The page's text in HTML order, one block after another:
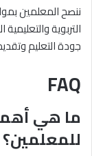
ننصح المعلمين
التربوية
جودة التعليم
FAQ
ما هي
للمعلمين؟